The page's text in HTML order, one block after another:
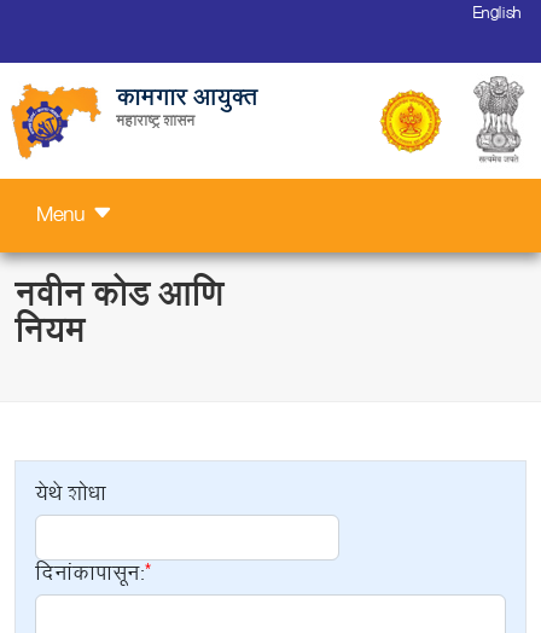
English
कामगार आयुक्त
महाराष्ट्र शासन
Menu
नवीन कोड आणि
नियम
येथे शोधा
दिनांकापासून: